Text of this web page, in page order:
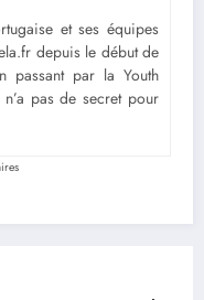
et ses équipes
depuis le début de
passant par la Youth
pas de secret pour